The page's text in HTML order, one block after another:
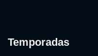
Temporadas